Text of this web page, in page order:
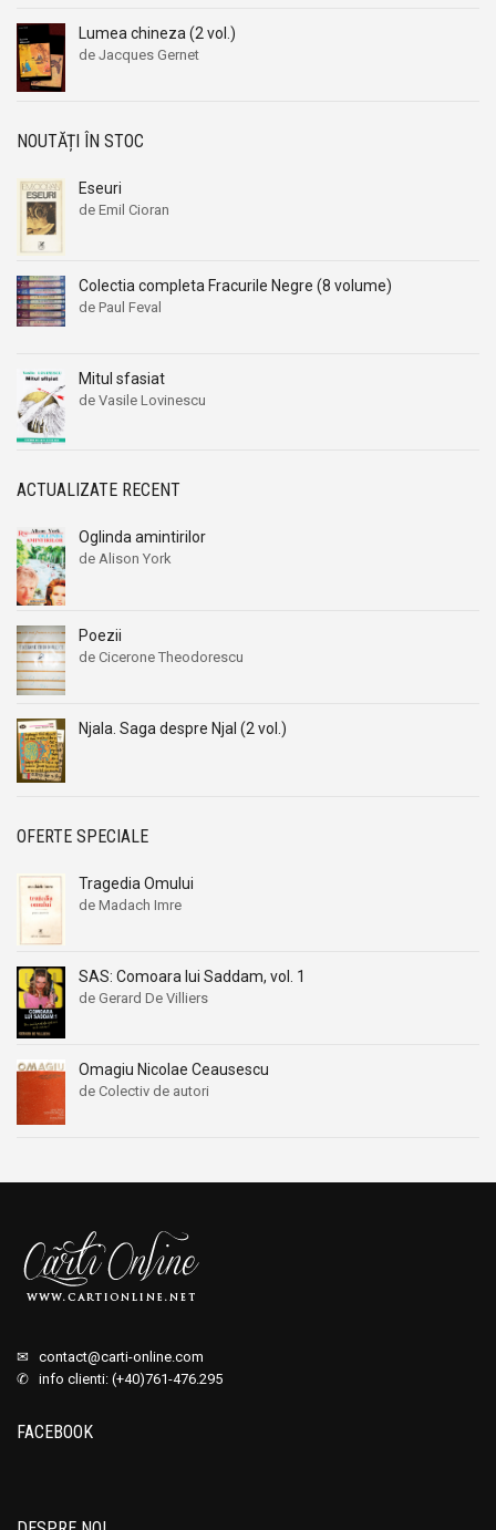
Lumea chineza (2 vol.)
de Jacques Gernet
NOUTĂȚI ÎN STOC
Eseuri
de Emil Cioran
Colectia completa Fracurile Negre (8 volume)
de Paul Feval
Mitul sfasiat
de Vasile Lovinescu
ACTUALIZATE RECENT
Oglinda amintirilor
de Alison York
Poezii
de Cicerone Theodorescu
Njala. Saga despre Njal (2 vol.)
OFERTE SPECIALE
Tragedia Omului
de Madach Imre
SAS: Comoara lui Saddam, vol. 1
de Gerard De Villiers
Omagiu Nicolae Ceausescu
de Colectiv de autori
✉ contact@carti-online.com
✆ info clienti: (+40)761-476.295
FACEBOOK